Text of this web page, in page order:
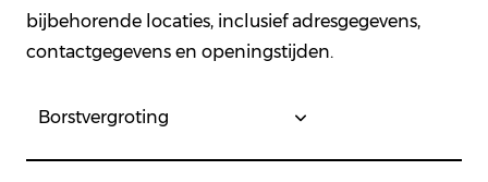
bijbehorende locaties, inclusief adresgegevens,
contactgegevens en openingstijden.